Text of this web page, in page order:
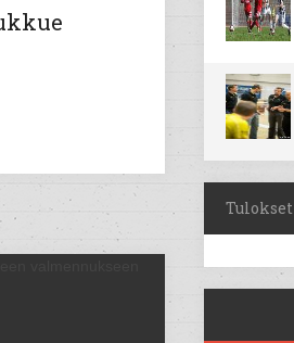
Tulokset